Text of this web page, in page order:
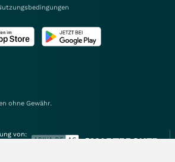
ohne Gewähr.
von: